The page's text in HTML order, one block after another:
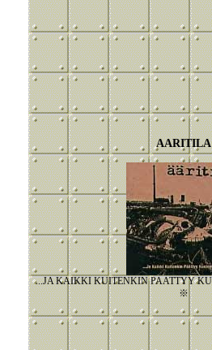
AARITILA
...JA KAIKKI KUITENKIN PAATTYY
※